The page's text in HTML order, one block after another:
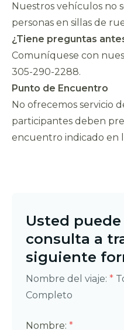
Nuestros vehículos no
personas en sillas de
¿Tiene preguntas
Comuníquese con
305-290-2288.
Punto de Encuentro
No ofrecemos servicio
participantes deben
encuentro indicado en
Usted
consulta a
siguiente
Nombre del viaje: *
Completo
Nombre: *